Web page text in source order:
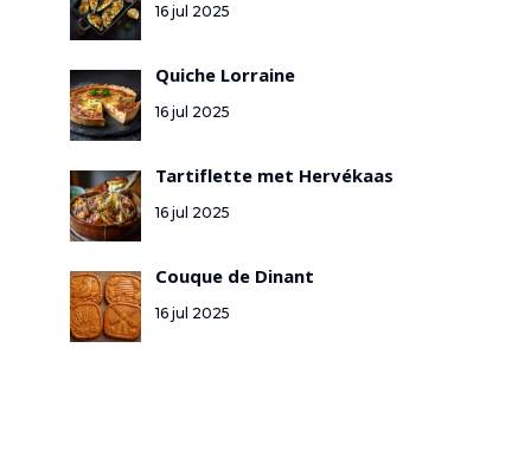
16 jul 2025
Quiche Lorraine
16 jul 2025
Tartiflette met Hervékaas
16 jul 2025
Couque de Dinant
16 jul 2025